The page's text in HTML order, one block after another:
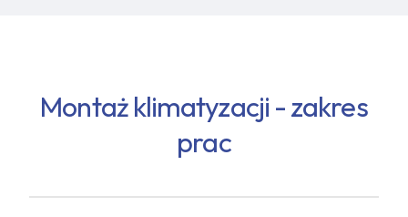
Montaż klimatyzacji - zakres
prac